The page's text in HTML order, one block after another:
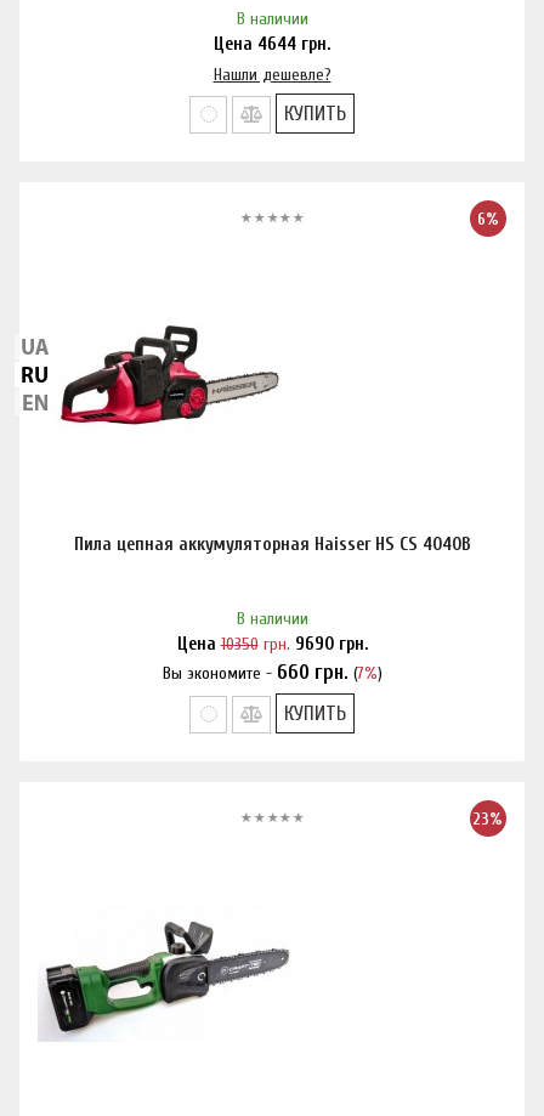
В наличии
Цена 4644 грн.
Нашли дешевле?
КУПИТЬ
6%
Пила цепная аккумуляторная Haisser HS CS 4040B
В наличии
Цена10350грн. 9690грн.
Вы экономите - 660 грн. (7%)
Нашли дешевле?
КУПИТЬ
23%